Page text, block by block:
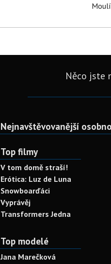
Něco jste
Nejnavštěvovanější
Top filmy
V tom domě straší!
Erótica: Luz de Luna
Snowboarďáci
Vyprávěj
Transformers Jedna
Top modelé
Jana Marečková